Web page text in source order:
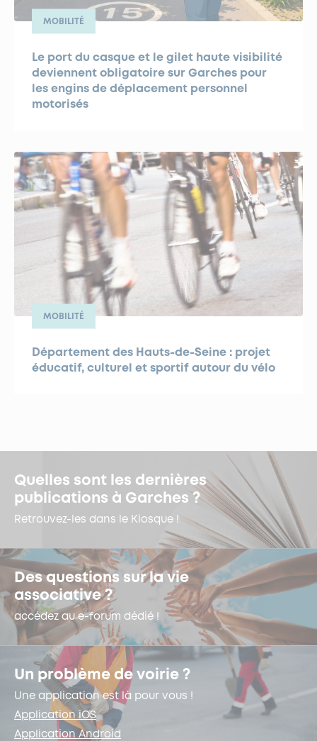
MOBILITÉ
Le port du casque et le gilet haute visibilité
deviennent obligatoire sur Garches pour
les engins de déplacement personnel
motorisés
MOBILITÉ
Département des Hauts-de-Seine : projet
éducatif, culturel et sportif autour du vélo
Quelles sont les dernières
publications à Garches ?
Retrouvez-les dans le Kiosque !
Des questions sur la vie
associative ?
accédez au e-forum dédié !
Un problème de voirie ?
Une application est là pour vous !
Application iOS
Application Android